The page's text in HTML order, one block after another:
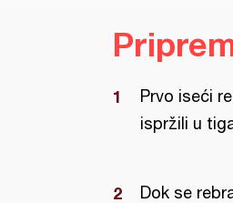
Prvo iseći
ispržili u
Dok se